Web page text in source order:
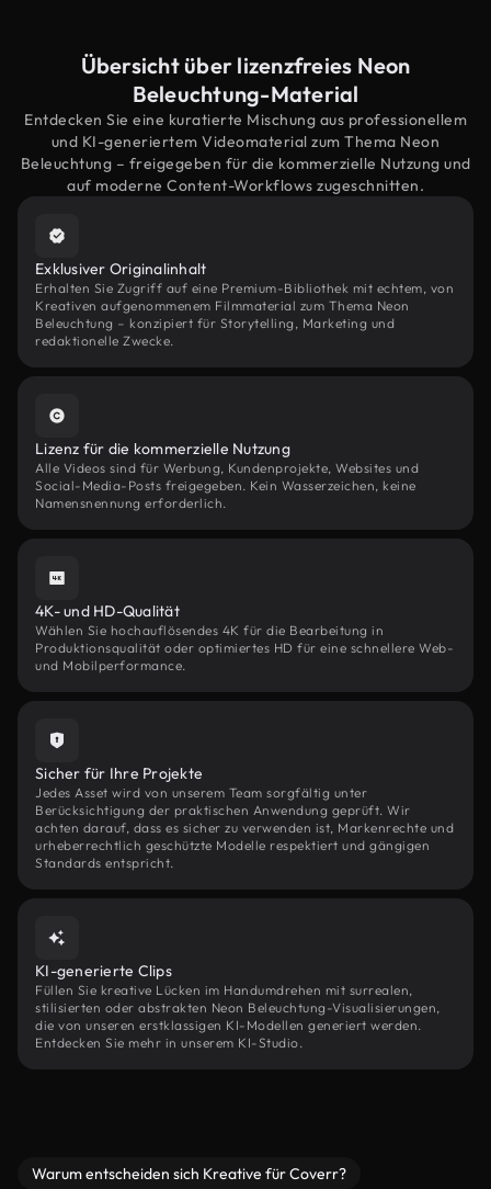
Übersicht über lizenzfreies Neon
Beleuchtung-Material
Entdecken Sie eine kuratierte Mischung aus professionellem
und KI-generiertem Videomaterial zum Thema Neon
Beleuchtung – freigegeben für die kommerzielle Nutzung und
auf moderne Content-Workflows zugeschnitten.
Exklusiver Originalinhalt
Erhalten Sie Zugriff auf eine Premium-Bibliothek mit echtem, von
Kreativen aufgenommenem Filmmaterial zum Thema Neon
Beleuchtung – konzipiert für Storytelling, Marketing und
redaktionelle Zwecke.
Lizenz für die kommerzielle Nutzung
Alle Videos sind für Werbung, Kundenprojekte, Websites und
Social-Media-Posts freigegeben. Kein Wasserzeichen, keine
Namensnennung erforderlich.
4K- und HD-Qualität
Wählen Sie hochauflösendes 4K für die Bearbeitung in
Produktionsqualität oder optimiertes HD für eine schnellere Web-
und Mobilperformance.
Sicher für Ihre Projekte
Jedes Asset wird von unserem Team sorgfältig unter
Berücksichtigung der praktischen Anwendung geprüft. Wir
achten darauf, dass es sicher zu verwenden ist, Markenrechte und
urheberrechtlich geschützte Modelle respektiert und gängigen
Standards entspricht.
KI-generierte Clips
Füllen Sie kreative Lücken im Handumdrehen mit surrealen,
stilisierten oder abstrakten Neon Beleuchtung-Visualisierungen,
die von unseren erstklassigen KI-Modellen generiert werden.
Entdecken Sie mehr in unserem KI-Studio.
Warum entscheiden sich Kreative für Coverr?